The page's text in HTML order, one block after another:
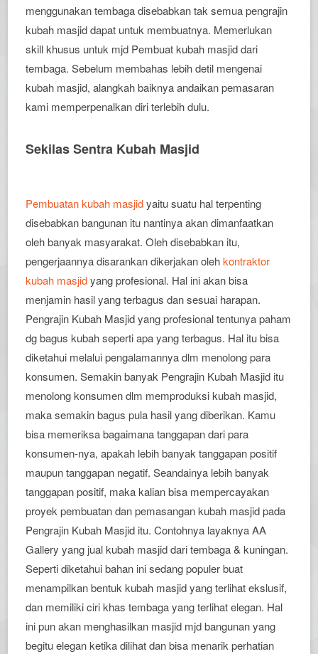
menggunakan tembaga disebabkan tak semua pengrajin
kubah masjid dapat untuk membuatnya. Memerlukan
skill khusus untuk mjd Pembuat kubah masjid dari
tembaga. Sebelum membahas lebih detil mengenai
kubah masjid, alangkah baiknya andaikan pemasaran
kami memperpenalkan diri terlebih dulu.
Sekilas Sentra Kubah Masjid
Pembuatan kubah masjidyaitu suatu hal terpenting
disebabkan bangunan itu nantinya akan dimanfaatkan
oleh banyak masyarakat. Oleh disebabkan itu,
pengerjaannya disarankan dikerjakan olehkontraktor
kubah masjidyang profesional. Hal ini akan bisa
menjamin hasil yang terbagus dan sesuai harapan.
Pengrajin Kubah Masjid yang profesional tentunya paham
dg bagus kubah seperti apa yang terbagus. Hal itu bisa
diketahui melalui pengalamannya dlm menolong para
konsumen. Semakin banyak Pengrajin Kubah Masjid itu
menolong konsumen dlm memproduksi kubah masjid,
maka semakin bagus pula hasil yang diberikan. Kamu
bisa memeriksa bagaimana tanggapan dari para
konsumen-nya, apakah lebih banyak tanggapan positif
maupun tanggapan negatif. Seandainya lebih banyak
tanggapan positif, maka kalian bisa mempercayakan
proyek pembuatan dan pemasangan kubah masjid pada
Pengrajin Kubah Masjid itu. Contohnya layaknya AA
Gallery yang jual kubah masjid dari tembaga & kuningan.
Seperti diketahui bahan ini sedang populer buat
menampilkan bentuk kubah masjid yang terlihat ekslusif,
dan memiliki ciri khas tembaga yang terlihat elegan. Hal
ini pun akan menghasilkan masjid mjd bangunan yang
begitu elegan ketika dilihat dan bisa menarik perhatian